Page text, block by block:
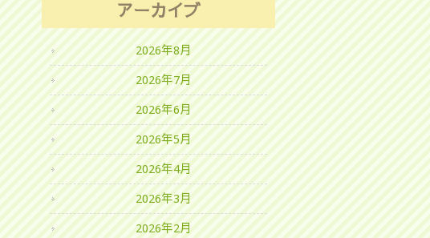
アーカイブ
2026年8月
2026年7月
2026年6月
2026年5月
2026年4月
2026年3月
2026年2月